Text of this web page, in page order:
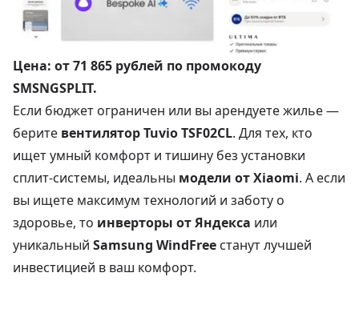
Цена: от 71 865 рублей по промокоду
SMSNGSPLIT.
Если бюджет ограничен или вы арендуете жилье —
берите вентилятор Tuvio TSF02CL. Для тех, кто
ищет умный комфорт и тишину без установки
сплит-системы, идеальны модели от Xiaomi. А если
вы ищете максимум технологий и заботу о
здоровье, то инверторы от Яндекса или
уникальный Samsung WindFree станут лучшей
инвестицией в ваш комфорт.